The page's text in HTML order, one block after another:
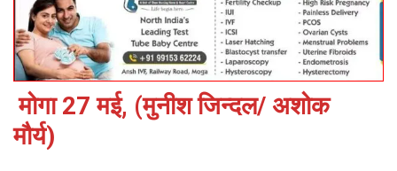
मोगा 27 मई, (मुनीश जिन्दल/ अशोक
मौर्य)